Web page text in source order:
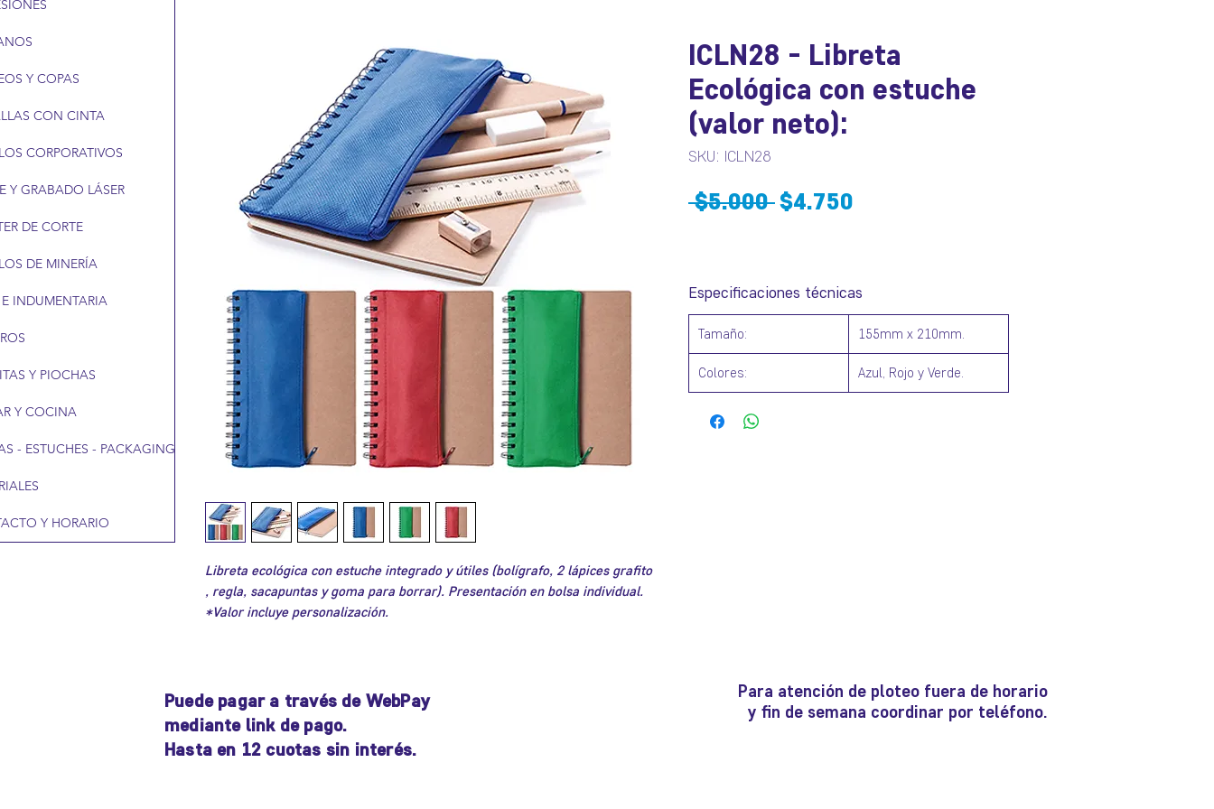
Libreta ecológica con estuche integrado y útiles (bolígrafo, 2 lápices grafito
, regla, sacapuntas y goma para borrar). Presentación en bolsa individual.
*Valor incluye personalización.
ICLN28 - Libreta
Ecológica con estuche
(valor neto):
SKU: ICLN28
$5.000 Precio
$4.750
Especificaciones técnicas
Tamaño: 155mm x 210mm.
Colores: Azul, Rojo y Verde.
Y COPAS
CON CINTA
CORPORATIVOS
Y GRABADO LÁSER
DE CORTE
DE MINERÍA
INDUMENTARIA
Y PIOCHAS
Y COCINA
- ESTUCHES - PACKAGING
Y HORARIO
Puede pagar a través de WebPay
mediante link de pago.
Hasta en 12 cuotas sin interés.
Para atención de ploteo fuera de horario
y fin de semana coordinar por teléfono.